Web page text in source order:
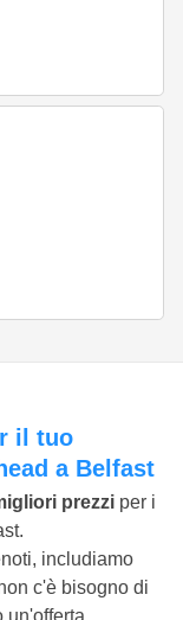
a Belfast
prezzi per i
includiamo
c'è bisogno di
un'offerta